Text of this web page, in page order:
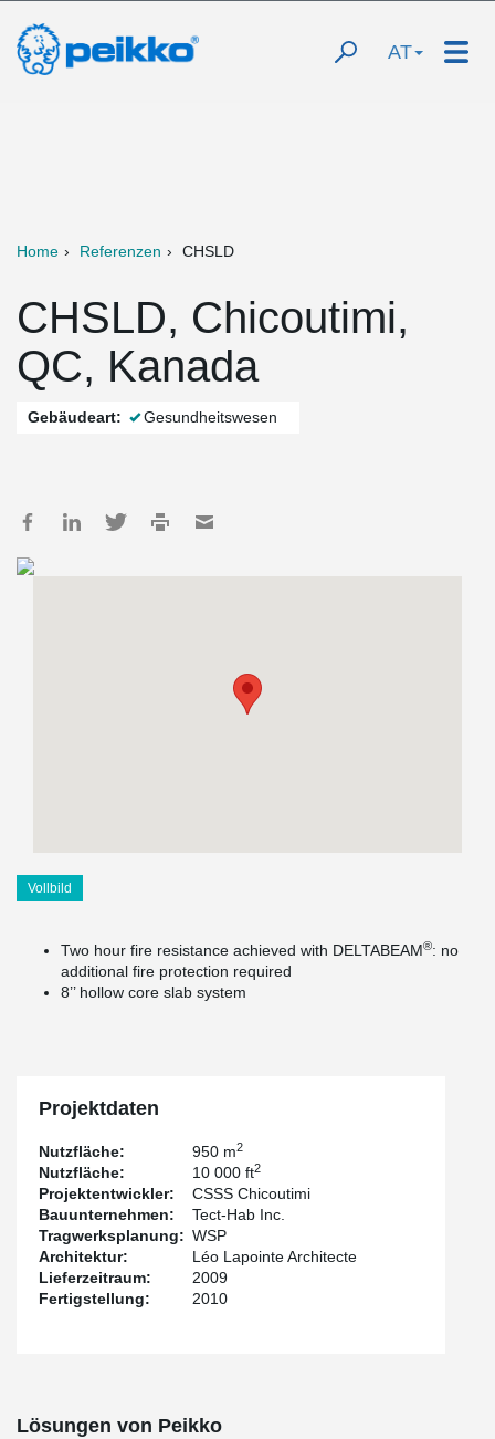
AT
Home Referenzen CHSLD
CHSLD, Chicoutimi,
QC, Kanada
Gebäudeart: Gesundheitswesen
Vollbild
Two hour fire resistance achieved with DELTABEAM®: no
additional fire protection required
8’’ hollow core slab system
Projektdaten
Nutzfläche: 950 m2
Nutzfläche: 10 000 ft2
Projektentwickler:
CSSS Chicoutimi
Bauunternehmen:
Tect-Hab Inc.
Tragwerksplanung: WSP
Architektur:
Léo Lapointe Architecte
Lieferzeitraum:
2009
Fertigstellung:
2010
Lösungen von Peikko